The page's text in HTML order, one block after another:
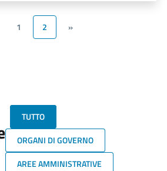
1 2 »
TUTTO
ORGANI DI GOVERNO
AREE AMMINISTRATIVE